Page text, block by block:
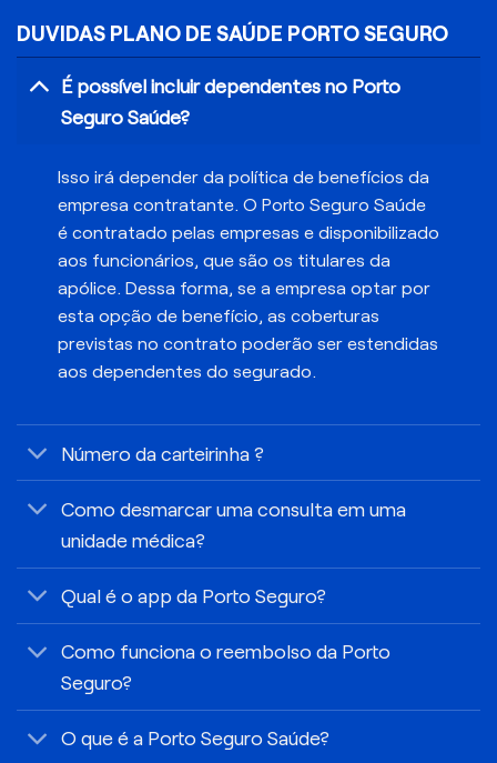
DUVIDAS PLANO DE SAÚDE PORTO SEGURO
É possível incluir dependentes no Porto
Seguro Saúde?
Isso irá depender da política de benefícios da
empresa contratante. O Porto Seguro Saúde
é contratado pelas empresas e disponibilizado
aos funcionários, que são os titulares da
apólice. Dessa forma, se a empresa optar por
esta opção de benefício, as coberturas
previstas no contrato poderão ser estendidas
aos dependentes do segurado.
Número da carteirinha ?
Como desmarcar uma consulta em uma
unidade médica?
Qual é o app da Porto Seguro?
Como funciona o reembolso da Porto
Seguro?
O que é a Porto Seguro Saúde?